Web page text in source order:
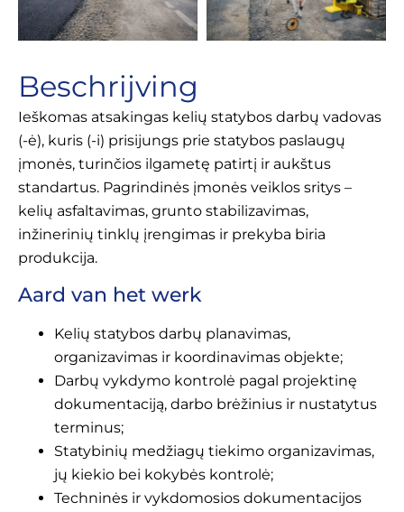
Beschrijving
Ieškomas atsakingas kelių statybos darbų vadovas
(-ė), kuris (-i) prisijungs prie statybos paslaugų
įmonės, turinčios ilgametę patirtį ir aukštus
standartus. Pagrindinės įmonės veiklos sritys –
kelių asfaltavimas, grunto stabilizavimas,
inžinerinių tinklų įrengimas ir prekyba biria
produkcija.
Aard van het werk
Kelių statybos darbų planavimas,
organizavimas ir koordinavimas objekte;
Darbų vykdymo kontrolė pagal projektinę
dokumentaciją, darbo brėžinius ir nustatytus
terminus;
Statybinių medžiagų tiekimo organizavimas,
jų kiekio bei kokybės kontrolė;
Techninės ir vykdomosios dokumentacijos